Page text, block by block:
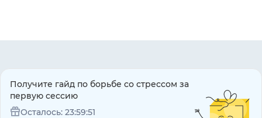
Получите гайд по борьбе со стрессом за
первую сессию
Осталось: 23:59:51